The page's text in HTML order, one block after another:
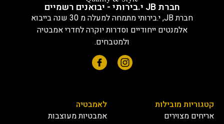
חברת JB י.בירותי - יבואנים רשמיים
חברת JB, י.בירותי מתמחה למעלה מ 30 שנה בייבוא
אלמנטים ייחודיים וסדרות יוקרה לחדרי אמבטיה
ולמטבחים.
קטגוריות מובילות
אריחים מצוירים
לאמבטיה
אמבטיות מעוצבות